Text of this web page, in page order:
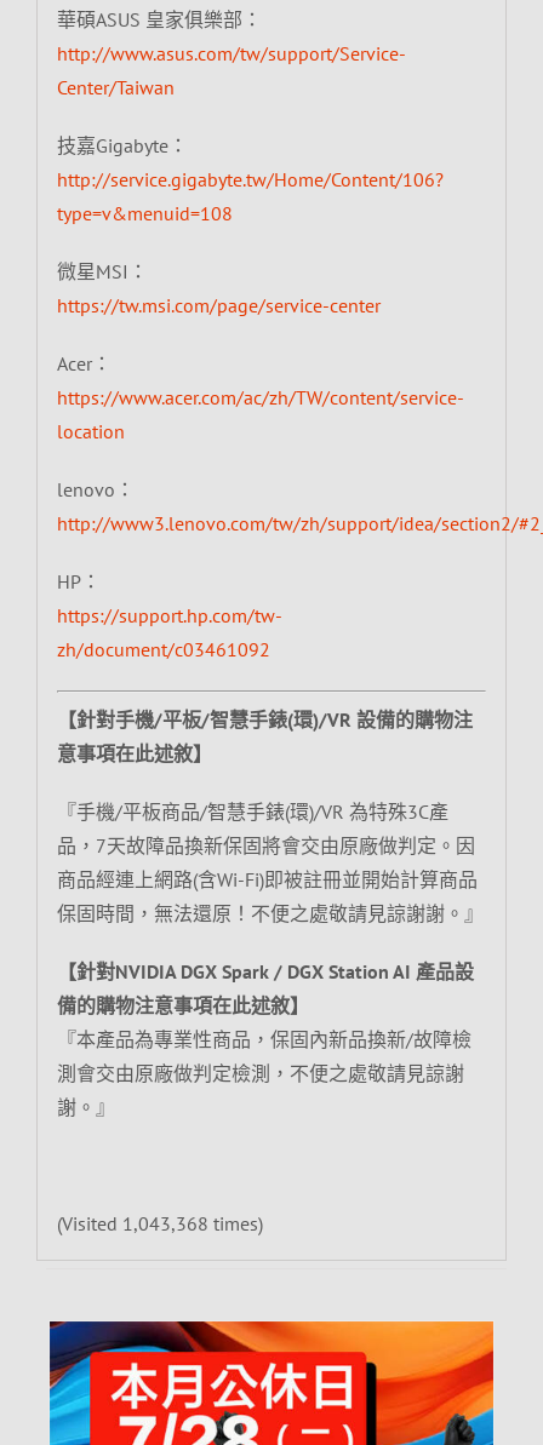
華碩ASUS 皇家俱樂部：
http://www.asus.com/tw/support/Service-
Center/Taiwan
技嘉Gigabyte：
http://service.gigabyte.tw/Home/Content/106?
type=v&menuid=108
微星MSI：
https://tw.msi.com/page/service-center
Acer：
https://www.acer.com/ac/zh/TW/content/service-
location
lenovo：
http://www3.lenovo.com/tw/zh/support/idea/section2/
HP：
https://support.hp.com/tw-
zh/document/c03461092
【針對手機/平板/智慧手錶(環)/VR 設備的購物注
意事項在此述敘】
『手機/平板商品/智慧手錶(環)/VR 為特殊3C產
品，7天故障品換新保固將會交由原廠做判定。因
商品經連上網路(含Wi-Fi)即被註冊並開始計算商品
保固時間，無法還原！不便之處敬請見諒謝謝。』
【針對NVIDIA DGX Spark / DGX Station AI 產品設
備的購物注意事項在此述敘】
『本產品為專業性商品，保固內新品換新/故障檢
測會交由原廠做判定檢測，不便之處敬請見諒謝
謝。』
(Visited 1,043,368 times)